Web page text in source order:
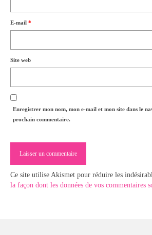
E-mail *
Site web
Enregistrer mon nom, mon e-mail et mon site dans le
prochain commentaire.
Ce site utilise Akismet pour réduire les
la façon dont les données de vos commentaires